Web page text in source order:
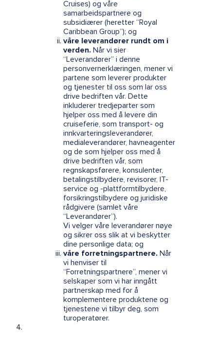
Cruises) og våre
samarbeidspartnere og
subsidiærer (heretter “Royal
Caribbean Group”); og
våre leverandører rundt om i
verden. Når vi sier
“Leverandører” i denne
personvernerklæringen, mener vi
partene som leverer produkter
og tjenester til oss som lar oss
drive bedriften vår. Dette
inkluderer tredjeparter som
hjelper oss med å levere din
cruiseferie, som transport- og
innkvarteringsleverandører,
medialeverandører, havneagenter
og de som hjelper oss med å
drive bedriften vår, som
regnskapsførere, konsulenter,
betalingstilbydere, revisorer, IT-
service og -plattformtilbydere,
forsikringstilbydere og juridiske
rådgivere (samlet våre
“Leverandører”).
Vi velger våre leverandører nøye
og sikrer oss slik at vi beskytter
dine personlige data; og
våre forretningspartnere. Når
vi henviser til
“Forretningspartnere”, mener vi
selskaper som vi har inngått
partnerskap med for å
komplementere produktene og
tjenestene vi tilbyr deg, som
turoperatører.